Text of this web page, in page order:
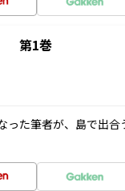
第1巻
った筆者が、島で出合